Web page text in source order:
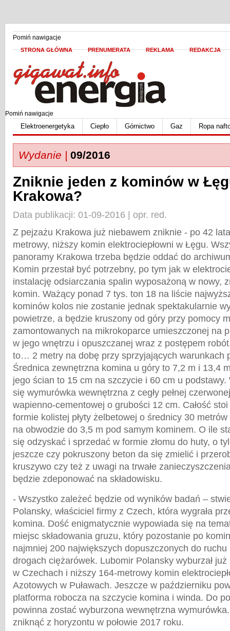
Pomiń nawigacje
STRONA GŁÓWNA PRENUMERATA REKLAMA REDAKCJA
Pomiń nawigacje
Elektroenergetyka Ciepło Górnictwo Gaz Ropa
Wydanie | 09/2016
Zniknie jeden z kominów w
Krakowa?
Data publikacji: 01-09-2016 | opr. red.
Z pejzażu Krakowa już niebawem zniknie - po 42
metrowy, niższy komin elektrociepłowni w Łęgu.
panoramy Krakowa trzeba będzie oddać do
Komin przestał być potrzebny, po tym jak w
instalację odsiarczania spalin wyposażoną w nowy,
komin. Ważący ponad 7 tys. ton 18 na liście
kominów kolos nie zostanie jednak spektakularnie
powietrze, a będzie kruszony od góry przy pomocy
zamontowanych na mikrokoparce umieszczonej na
w jego wnętrzu i opuszczanej wraz z postępem
to… 2 metry na dobę przy sprzyjających warunkach
Średnica zewnętrzna komina u góry to 7,2 m i 13,4
jego ścian to 15 cm na szczycie i 60 cm u
się wymurówka wewnętrzna z cegły pełnej
wapienno-cementowej o grubości 12 cm. Całość
formie kolistej płyty żelbetowej o średnicy 30
na obwodzie do 3,5 m pod samym kominem. O ile
się odzyskać i sprzedać w formie złomu do huty, o
jeszcze czy pokruszony beton da się zmielić i
kruszywo czy też z uwagi na trwałe
będzie zdeponować na składowisku.
- Wszystko zależeć będzie od wyników badań –
Polansky, właściciel firmy z Czech, która wygrała
komina. Dość enigmatycznie wypowiada się na
miejsc składowania gruzu, który pozostanie po
najmniej 200 największych dopuszczonych do
drogach ciężarówek. Lubomir Polansky wyburzał
w Czechach i niższy 164-metrowy komin
Azotowych w Puławach. Jeszcze w październiku
platforma robocza na szczycie komina i winda. Do
powinna zostać wyburzona wewnętrzna
zniknąć z horyzontu w połowie 2017 roku.